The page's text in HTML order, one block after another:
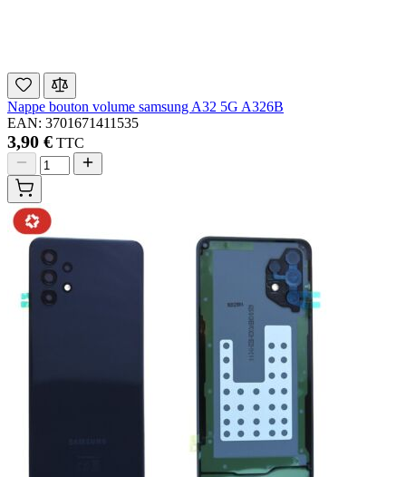
Nappe bouton volume samsung A32 5G A326B
EAN: 3701671411535
3,90 € TTC